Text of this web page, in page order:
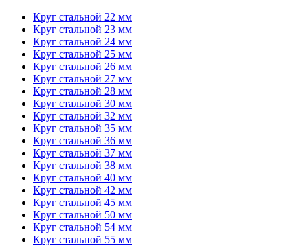
Круг стальной 22 мм
Круг стальной 23 мм
Круг стальной 24 мм
Круг стальной 25 мм
Круг стальной 26 мм
Круг стальной 27 мм
Круг стальной 28 мм
Круг стальной 30 мм
Круг стальной 32 мм
Круг стальной 35 мм
Круг стальной 36 мм
Круг стальной 37 мм
Круг стальной 38 мм
Круг стальной 40 мм
Круг стальной 42 мм
Круг стальной 45 мм
Круг стальной 50 мм
Круг стальной 54 мм
Круг стальной 55 мм